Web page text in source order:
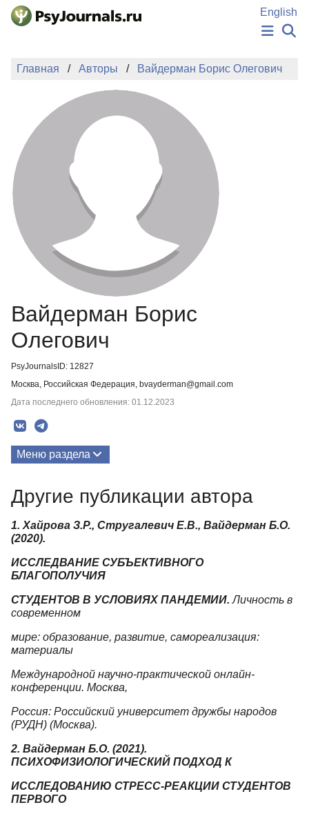
Перейти к основному содержанию
English
НОВОСТИ
АВТОРЫ
ПОДАТЬ РУКОПИСЬ
БАЗА ЗНАНИЙ
КЛЮЧЕВЫЕ СЛОВА
Регистрация
Главная Авторы Вайдерман Борис Олегович
Вайдерман Борис
Олегович
PsyJournalsID: 12827
Москва, Российская Федерация, bvayderman@gmail.com
Дата последнего обновления: 01.12.2023
Меню раздела
Другие публикации автора
1. Хайрова З.Р., Стругалевич Е.В., Вайдерман Б.О.
(2020).
ИССЛЕДВАНИЕ СУБЪЕКТИВНОГО
БЛАГОПОЛУЧИЯ
СТУДЕНТОВ В УСЛОВИЯХ ПАНДЕМИИ. Личность в
современном
мире: образование, развитие, самореализация:
материалы
Международной научно-практической онлайн-
конференции. Москва,
Россия: Российский университет дружбы народов
(РУДН) (Москва).
2. Вайдерман Б.О. (2021).
ПСИХОФИЗИОЛОГИЧЕСКИЙ ПОДХОД К
ИССЛЕДОВАНИЮ СТРЕСС-РЕАКЦИИ СТУДЕНТОВ
ПЕРВОГО